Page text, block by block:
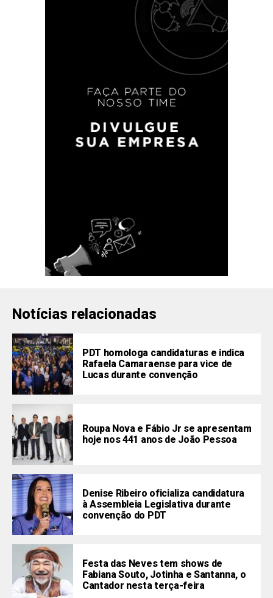
Notícias relacionadas
PDT homologa candidaturas e indica
Rafaela Camaraense para vice de
Lucas durante convenção
Roupa Nova e Fábio Jr se apresentam
hoje nos 441 anos de João Pessoa
Denise Ribeiro oficializa candidatura
à Assembleia Legislativa durante
convenção do PDT
Festa das Neves tem shows de
Fabiana Souto, Jotinha e Santanna, o
Cantador nesta terça-feira